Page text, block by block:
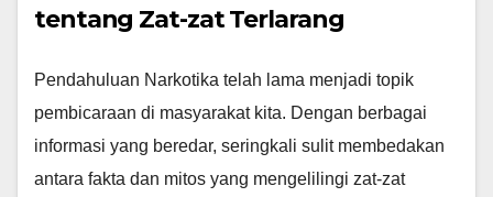
tentang Zat-zat Terlarang
Pendahuluan Narkotika telah lama menjadi topik
pembicaraan di masyarakat kita. Dengan berbagai
informasi yang beredar, seringkali sulit membedakan
antara fakta dan mitos yang mengelilingi zat-zat